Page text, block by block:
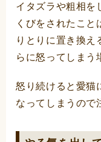
イタズラや粗相を
くびをされたこ
りとりに置き換え
らに怒ってしまう
怒り続けると愛猫
なってしまうので